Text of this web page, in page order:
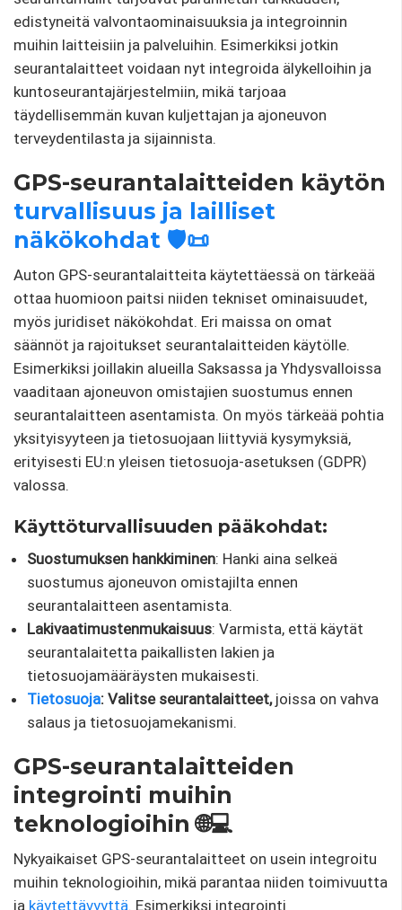
edistyneitä valvontaominaisuuksia ja integroinnin
muihin laitteisiin ja palveluihin. Esimerkiksi jotkin
seurantalaitteet voidaan nyt integroida älykelloihin ja
kuntoseurantajärjestelmiin, mikä tarjoaa
täydellisemmän kuvan kuljettajan ja ajoneuvon
terveydentilasta ja sijainnista.
GPS-seurantalaitteiden käytön
turvallisuus ja lailliset
näkökohdat 🛡️📜
Auton GPS-seurantalaitteita käytettäessä on tärkeää
ottaa huomioon paitsi niiden tekniset ominaisuudet,
myös juridiset näkökohdat. Eri maissa on omat
säännöt ja rajoitukset seurantalaitteiden käytölle.
Esimerkiksi joillakin alueilla Saksassa ja Yhdysvalloissa
vaaditaan ajoneuvon omistajien suostumus ennen
seurantalaitteen asentamista. On myös tärkeää pohtia
yksityisyyteen ja tietosuojaan liittyviä kysymyksiä,
erityisesti EU:n yleisen tietosuoja-asetuksen (GDPR)
valossa.
Käyttöturvallisuuden pääkohdat:
Suostumuksen hankkiminen: Hanki aina selkeä
suostumus ajoneuvon omistajilta ennen
seurantalaitteen asentamista.
Lakivaatimustenmukaisuus: Varmista, että käytät
seurantalaitetta paikallisten lakien ja
tietosuojamääräysten mukaisesti.
Tietosuoja: Valitse seurantalaitteet,joissa on vahva
salaus ja tietosuojamekanismi.
GPS-seurantalaitteiden
integrointi muihin
teknologioihin 🌐💻
Nykyaikaiset GPS-seurantalaitteet on usein integroitu
muihin teknologioihin, mikä parantaa niiden toimivuutta
ja käytettävyyttä. Esimerkiksi integrointi